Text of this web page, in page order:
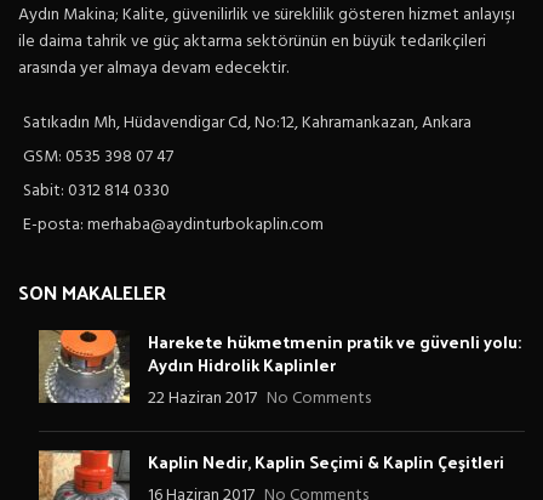
Aydın Makina; Kalite, güvenilirlik ve süreklilik gösteren hizmet anlayışı
ile daima tahrik ve güç aktarma sektörünün en büyük tedarikçileri
arasında yer almaya devam edecektir.
Satıkadın Mh, Hüdavendigar Cd, No:12, Kahramankazan, Ankara
GSM: 0535 398 07 47
Sabit: 0312 814 0330
E-posta: merhaba@aydinturbokaplin.com
SON MAKALELER
Harekete hükmetmenin pratik ve güvenli yolu:
Aydın Hidrolik Kaplinler
22 Haziran 2017 No Comments
Kaplin Nedir, Kaplin Seçimi & Kaplin Çeşitleri